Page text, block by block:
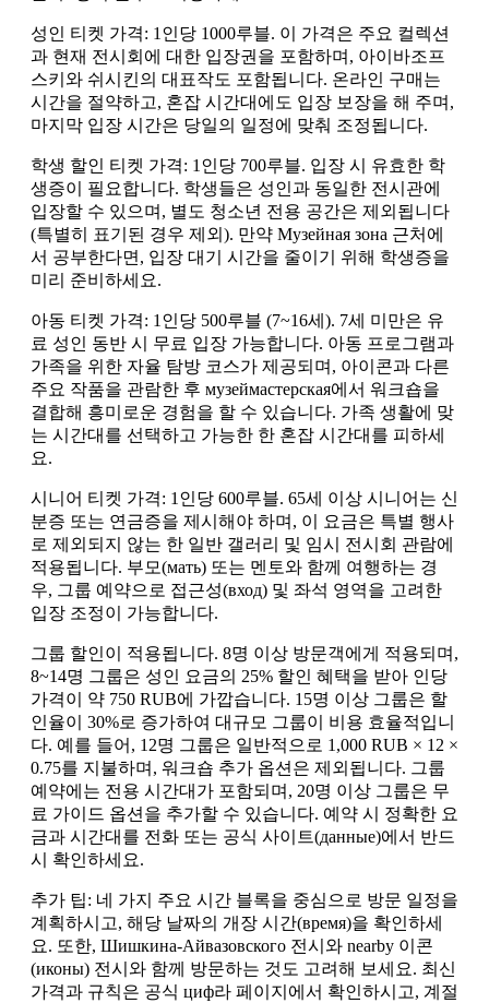
성인 티켓 가격: 1인당 1000루블. 이 가격은 주요 컬렉션
과 현재 전시회에 대한 입장권을 포함하며, 아이바조프
스키와 쉬시킨의 대표작도 포함됩니다. 온라인 구매는
시간을 절약하고, 혼잡 시간대에도 입장 보장을 해 주며,
마지막 입장 시간은 당일의 일정에 맞춰 조정됩니다.
학생 할인 티켓 가격: 1인당 700루블. 입장 시 유효한 학
생증이 필요합니다. 학생들은 성인과 동일한 전시관에
입장할 수 있으며, 별도 청소년 전용 공간은 제외됩니다
(특별히 표기된 경우 제외). 만약 Музейная зона 근처에
서 공부한다면, 입장 대기 시간을 줄이기 위해 학생증을
미리 준비하세요.
아동 티켓 가격: 1인당 500루블 (7~16세). 7세 미만은 유
료 성인 동반 시 무료 입장 가능합니다. 아동 프로그램과
가족을 위한 자율 탐방 코스가 제공되며, 아이콘과 다른
주요 작품을 관람한 후 музеймастерская에서 워크숍을
결합해 흥미로운 경험을 할 수 있습니다. 가족 생활에 맞
는 시간대를 선택하고 가능한 한 혼잡 시간대를 피하세
요.
시니어 티켓 가격: 1인당 600루블. 65세 이상 시니어는 신
분증 또는 연금증을 제시해야 하며, 이 요금은 특별 행사
로 제외되지 않는 한 일반 갤러리 및 임시 전시회 관람에
적용됩니다. 부모(мать) 또는 멘토와 함께 여행하는 경
우, 그룹 예약으로 접근성(вход) 및 좌석 영역을 고려한
입장 조정이 가능합니다.
그룹 할인이 적용됩니다. 8명 이상 방문객에게 적용되며,
8~14명 그룹은 성인 요금의 25% 할인 혜택을 받아 인당
가격이 약 750 RUB에 가깝습니다. 15명 이상 그룹은 할
인율이 30%로 증가하여 대규모 그룹이 비용 효율적입니
다. 예를 들어, 12명 그룹은 일반적으로 1,000 RUB × 12 ×
0.75를 지불하며, 워크숍 추가 옵션은 제외됩니다. 그룹
예약에는 전용 시간대가 포함되며, 20명 이상 그룹은 무
료 가이드 옵션을 추가할 수 있습니다. 예약 시 정확한 요
금과 시간대를 전화 또는 공식 사이트(данные)에서 반드
시 확인하세요.
추가 팁: 네 가지 주요 시간 블록을 중심으로 방문 일정을
계획하시고, 해당 날짜의 개장 시간(время)을 확인하세
요. 또한, Шишкина-Айвазовского 전시와 nearby 이콘
(иконы) 전시와 함께 방문하는 것도 고려해 보세요. 최신
가격과 규칙은 공식 циф라 페이지에서 확인하시고, 계절